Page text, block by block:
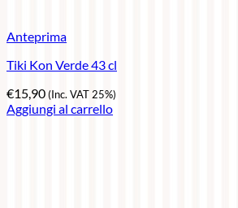
Anteprima
Tiki Kon Verde 43 cl
€15,90(Inc. VAT 25%)
Aggiungi al carrello